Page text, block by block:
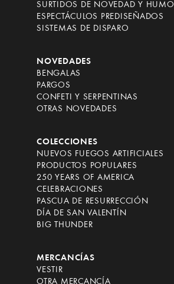
SURTIDOS DE NOVEDAD Y HUMO
ESPECTÁCULOS PREDISEÑADOS
SISTEMAS DE DISPARO
NOVEDADES
BENGALAS
PARGOS
CONFETI Y SERPENTINAS
OTRAS NOVEDADES
COLECCIONES
NUEVOS FUEGOS ARTIFICIALES
PRODUCTOS POPULARES
250 YEARS OF AMERICA
CELEBRACIONES
PASCUA DE RESURRECCIÓN
DÍA DE SAN VALENTÍN
BIG THUNDER
MERCANCÍAS
VESTIR
OTRA MERCANCÍA